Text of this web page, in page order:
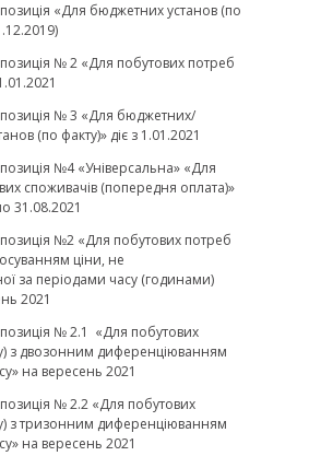
«Для бюджетних установ (по
№ 2 «Для побутових потреб
№ 3 «Для бюджетних/
(по факту)» діє з 1.01.2021
№4 «Універсальна» «Для
споживачів (попередня оплата)»
31.08.2021
№2 «Для побутових потреб
ціни, не
за періодами часу (годинами)
2021
№ 2.1 «Для побутових
з двозонним диференціюванням
на вересень 2021
№ 2.2 «Для побутових
з тризонним диференціюванням
на вересень 2021